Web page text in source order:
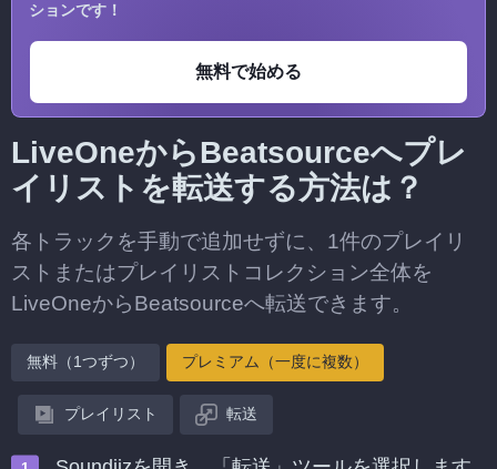
ションです！
無料で始める
LiveOneからBeatsourceへプレ
イリストを転送する方法は？
各トラックを手動で追加せずに、1件のプレイリ
ストまたはプレイリストコレクション全体を
LiveOneからBeatsourceへ転送できます。
無料（1つずつ） プレミアム（一度に複数）
プレイリスト 転送